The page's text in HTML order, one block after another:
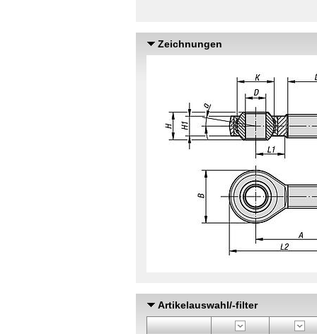
Zeichnungen
Artikelauswahl/-filter